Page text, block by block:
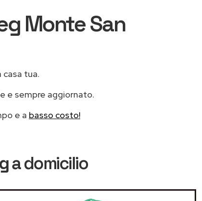
Monte San
tua.
e sempre aggiornato.
e a basso costo!
a domicilio